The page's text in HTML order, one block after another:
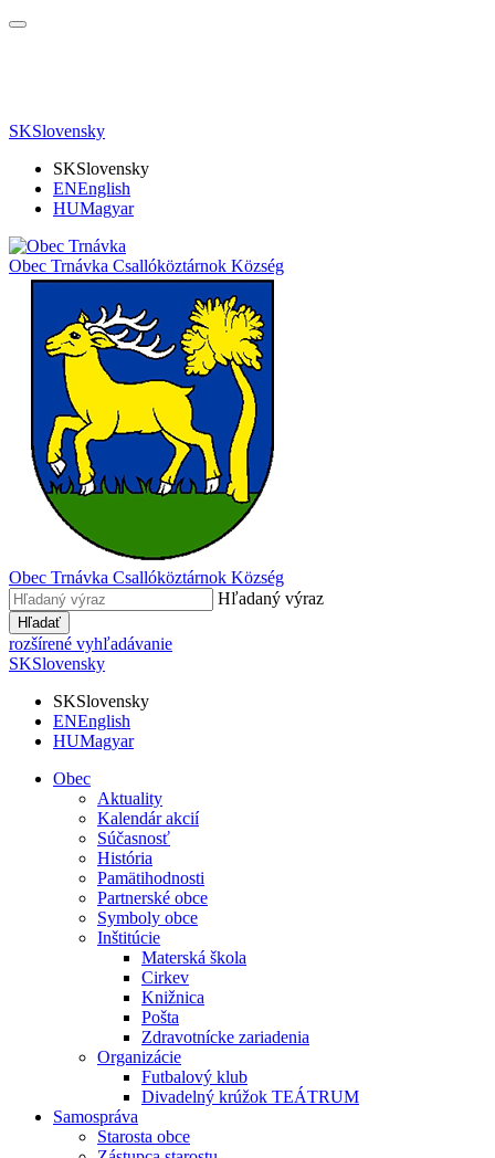
SKSlovensky
SKSlovensky
ENEnglish
HUMagyar
Obec Trnávka Csallóköztárnok Község
Obec Trnávka Csallóköztárnok Község
Hľadaný výraz
Hľadať
rozšírené vyhľadávanie
SKSlovensky
SKSlovensky
ENEnglish
HUMagyar
Obec
Aktuality
Kalendár akcií
Súčasnosť
História
Pamätihodnosti
Partnerské obce
Symboly obce
Inštitúcie
Materská škola
Cirkev
Knižnica
Pošta
Zdravotnícke zariadenia
Organizácie
Futbalový klub
Divadelný krúžok TEÁTRUM
Samospráva
Starosta obce